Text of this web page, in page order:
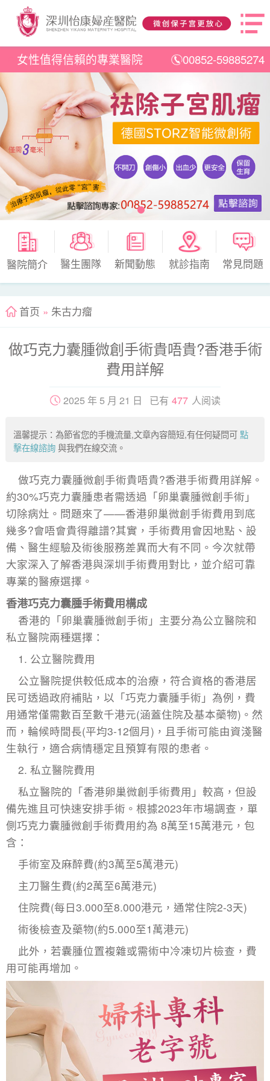
女性值得信賴的專業醫院 00852-59885274
醫院簡介 醫生團隊 新聞動態 就診指南 常見問題
首页 » 朱古力瘤
做巧克力囊腫微創手術貴唔貴?香港手術
費用詳解
2025 年 5 月 21 日 已有 477 人阅读
溫馨提示：為節省您的手機流量,文章內容簡短,有任何疑問可點
擊在線諮詢 與我們在線交流。
做巧克力囊腫微創手術貴唔貴?香港手術費用詳解。
約30%巧克力囊腫患者需透過「卵巢囊腫微創手術」
切除病灶。問題來了——香港卵巢微創手術費用到底
幾多?會唔會貴得離譜?其實，手術費用會因地點、設
備、醫生經驗及術後服務差異而大有不同。今次就帶
大家深入了解香港與深圳手術費用對比，並介紹可靠
專業的醫療選擇。
香港巧克力囊腫手術費用構成
香港的「卵巢囊腫微創手術 」主要分為公立醫院和
私立醫院兩種選擇：
1. 公立醫院費用
公立醫院提供較低成本的治療，符合資格的香港居
民可透過政府補貼，以「巧克力囊腫手術」為例，費
用通常僅需數百至數千港元(涵蓋住院及基本藥物)。然
而，輪候時間長(平均3-12個月)，且手術可能由資淺醫
生執行，適合病情穩定且預算有限的患者。
2. 私立醫院費用
私立醫院的「香港卵巢微創手術費用」較高，但設
備先進且可快速安排手術。根據2023年市場調查，單
側巧克力囊腫微創手術費用約為 8萬至15萬港元，包
含：
手術室及麻醉費(約3萬至5萬港元)
主刀醫生費(約2萬至6萬港元)
住院費(每日3.000至8.000港元，通常住院2-3天)
術後檢查及藥物(約5.000至1萬港元)
此外，若囊腫位置複雜或需術中冷凍切片檢查，費
用可能再增加。